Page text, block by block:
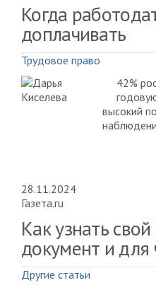
Когда
доплачивать
Трудовое право
42%
высокий
28.11.2024
Газета.ru
Как узнать
документ и для
Другие статьи